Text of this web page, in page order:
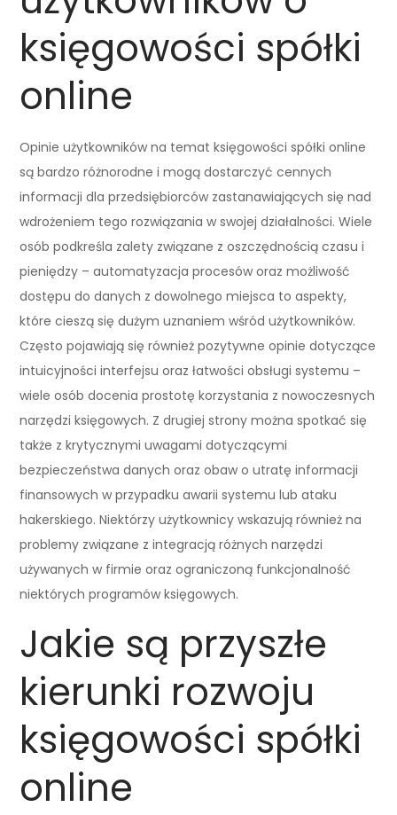
księgowości spółki
online
Opinie użytkowników na temat księgowości spółki online
są bardzo różnorodne i mogą dostarczyć cennych
informacji dla przedsiębiorców zastanawiających się nad
wdrożeniem tego rozwiązania w swojej działalności. Wiele
osób podkreśla zalety związane z oszczędnością czasu i
pieniędzy – automatyzacja procesów oraz możliwość
dostępu do danych z dowolnego miejsca to aspekty,
które cieszą się dużym uznaniem wśród użytkowników.
Często pojawiają się również pozytywne opinie dotyczące
intuicyjności interfejsu oraz łatwości obsługi systemu –
wiele osób docenia prostotę korzystania z nowoczesnych
narzędzi księgowych. Z drugiej strony można spotkać się
także z krytycznymi uwagami dotyczącymi
bezpieczeństwa danych oraz obaw o utratę informacji
finansowych w przypadku awarii systemu lub ataku
hakerskiego. Niektórzy użytkownicy wskazują również na
problemy związane z integracją różnych narzędzi
używanych w firmie oraz ograniczoną funkcjonalność
niektórych programów księgowych.
Jakie są przyszłe
kierunki rozwoju
księgowości spółki
online